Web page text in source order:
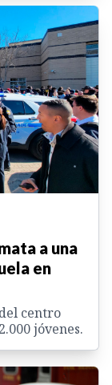
a una
en
centro
jóvenes.